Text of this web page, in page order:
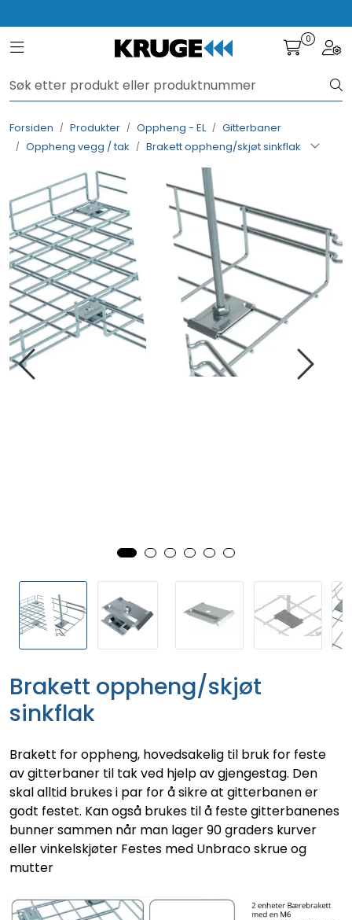
Toggle navigation 0
Forsiden Produkter Oppheng - EL
Gitterbaner
Oppheng vegg / tak
Brakett oppheng/skjøt sinkflak
Brakett oppheng/skjøt
sinkflak
Brakett for oppheng, hovedsakelig til bruk for feste
av gitterbaner til tak ved hjelp av gjengestag. Den
skal alltid brukes i par for å sikre at gitterbanen er
godt festet. Kan også brukes til å feste gitterbanenes
bunner sammen når man lager 90 graders kurver
eller vinkelskjøter Festes med Unbraco skrue og
mutter
Rådgivning
Nyttige verktøy
Kontakt oss